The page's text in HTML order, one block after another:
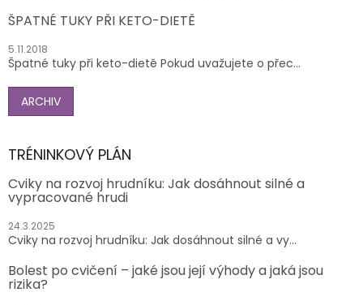
ŠPATNÉ TUKY PŘI KETO-DIETĚ
5.11.2018
Špatné tuky při keto-dietě Pokud uvažujete o přec...
ARCHIV
TRÉNINKOVÝ PLÁN
Cviky na rozvoj hrudníku: Jak dosáhnout silné a
vypracované hrudi
24.3.2025
Cviky na rozvoj hrudníku: Jak dosáhnout silné a vy...
Bolest po cvičení – jaké jsou její výhody a jaká jsou
rizika?